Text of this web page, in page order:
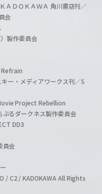
ＡＤＯＫＡＷＡ 角川書店刊／
会
製作委員会
ー・メディアワークス刊／S
Project Rebellion
るダークネス製作委員会
DD3
員会
/ C2 / KADOKAWA All Rights